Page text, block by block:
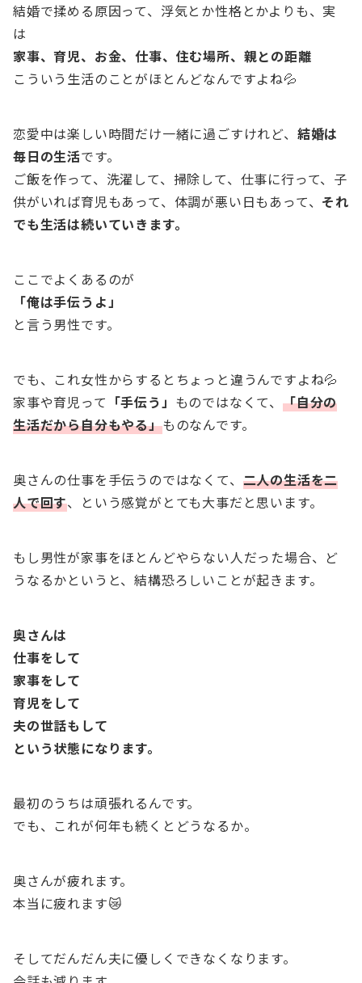
結婚で揉める原因って、浮気とか性格とかよりも、実
は
家事、育児、お金、仕事、住む場所、親との距離
こういう生活のことがほとんどなんですよね💦
恋愛中は楽しい時間だけ一緒に過ごすけれど、 結婚は
毎日の生活です。
ご飯を作って、洗濯して、掃除して、仕事に行って、子
供がいれば育児もあって、体調が悪い日もあって、 それ
でも生活は続いていきます。
ここでよくあるのが
「俺は手伝うよ」
と言う男性です。
でも、これ女性からするとちょっと違うんですよね💦
家事や育児って 「手伝う」 ものではなくて、「自分の
生活だから自分もやる」ものなんです。
奥さんの仕事を手伝うのではなくて、 二人の生活を二
人で回す、という感覚がとても大事だと思います。
もし男性が家事をほとんどやらない人だった場合、ど
うなるかというと、結構恐ろしいことが起きます。
奥さんは
仕事をして
家事をして
育児をして
夫の世話もして
という状態になります。
最初のうちは頑張れるんです。
でも、これが何年も続くとどうなるか。
奥さんが疲れます。
本当に疲れます😿
そしてだんだん夫に優しくできなくなります。